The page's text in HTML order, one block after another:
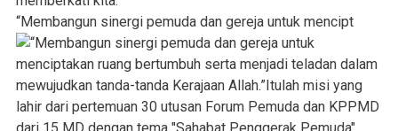
“Membangun sinergi pemuda dan gereja untuk mencipt